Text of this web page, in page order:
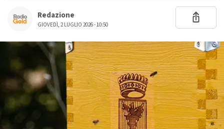
Redazione
GIOVEDÌ, 2 LUGLIO 2026 - 10:50